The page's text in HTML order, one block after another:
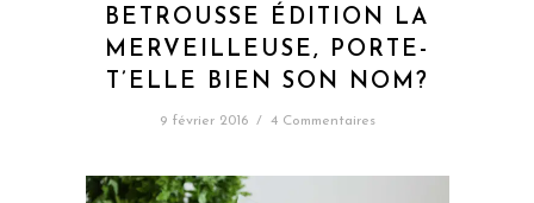
BETROUSSE ÉDITION LA
MERVEILLEUSE, PORTE-
T’ELLE BIEN SON NOM?
9 février 2016 / 4 Commentaires